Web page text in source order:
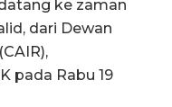
ke zaman
dari Dewan
pada Rabu 19